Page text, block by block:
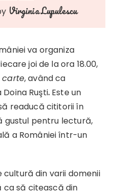
Virginia Lupulescu
va organiza
joi de la ora 18.00,
carte, având ca
Ruşti. Este un
readucă cititorii în
gustul pentru lectură,
a României într-un
cultură din varii domenii
ca să citească din